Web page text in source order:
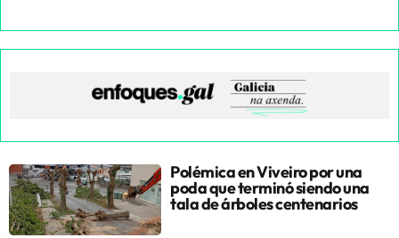
Polémica en Viveiro por una
poda que terminó siendo una
tala de árboles centenarios